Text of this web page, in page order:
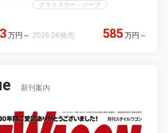
万円 ～
クライスラー・ジープ
2026.06発売 585 万円 ～
新刊案内